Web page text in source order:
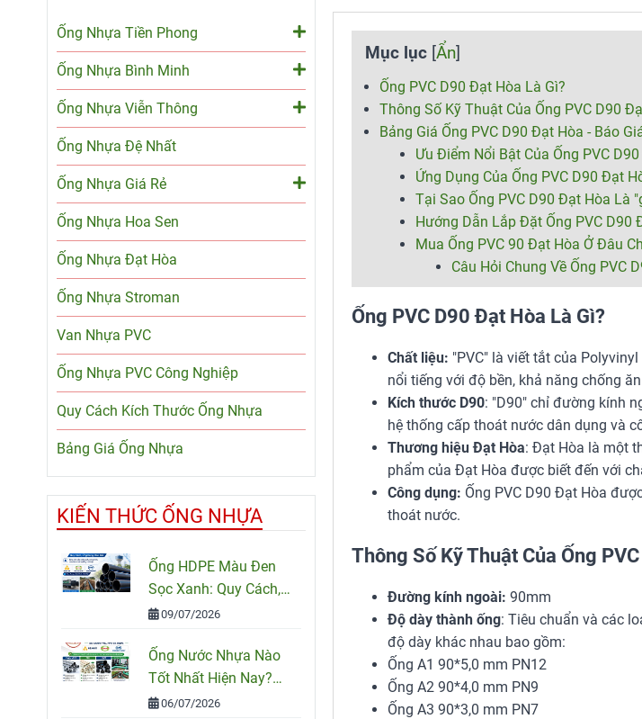
Mục lục [Ẩn]
Ống PVC D90 Đạt Hòa Là Gì?
Thông Số Kỹ Thuật Của Ống PVC D90
Bảng Giá Ống PVC D90 Đạt Hòa - Báo
Ưu Điểm Nổi Bật Của Ống PVC
Ứng Dụng Của Ống PVC D90 Đạt
Tại Sao Ống PVC D90 Đạt Hòa Là
Hướng Dẫn Lắp Đặt Ống PVC D90
Mua Ống PVC 90 Đạt Hòa Ở Đâu
Câu Hỏi Chung Về Ống PVC
Ống PVC D90 Đạt Hòa Là Gì?
Chất liệu: "PVC" là viết tắt của
nổi tiếng với độ bền, khả năng chống
Kích thước D90: "D90" chỉ đường kính
hệ thống cấp thoát nước dân dụng và
Thương hiệu Đạt Hòa: Đạt Hòa là một
phẩm của Đạt Hòa được biết đến với
Công dụng: Ống PVC D90 Đạt Hòa
thoát nước.
Thông Số Kỹ Thuật Của Ống
Đường kính ngoài: 90mm
Độ dày thành ống: Tiêu chuẩn và các
độ dày khác nhau bao gồm:
Ống A1 90*5,0 mm PN12
Ống A2 90*4,0 mm PN9
Ống A3 90*3,0 mm PN7
Ống Nhựa Tiền Phong
Ống Nhựa Bình Minh
Ống Nhựa Viễn Thông
Ống Nhựa Đệ Nhất
Ống Nhựa Giá Rẻ
Ống Nhựa Hoa Sen
Ống Nhựa Đạt Hòa
Ống Nhựa Stroman
Van Nhựa PVC
Ống Nhựa PVC Công Nghiệp
Quy Cách Kích Thước Ống Nhựa
Bảng Giá Ống Nhựa
KIẾN THỨC ỐNG NHỰA
Ống HDPE Màu Đen
Sọc Xanh: Quy Cách,
Ứng Dụng Và Cách
09/07/2026
Ống Nước Nhựa Nào
Tốt Nhất Hiện Nay?
So Sánh PVC, PPR Và
06/07/2026